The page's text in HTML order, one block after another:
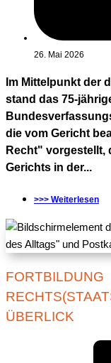
26. Mai 2026
Im Mittelpunkt der
stand das 75-
die vom Gericht
Recht" vorgestellt,
Gerichts in der...
>>> Weiterlesen
FORTBILDUNG
ÜBERLICK